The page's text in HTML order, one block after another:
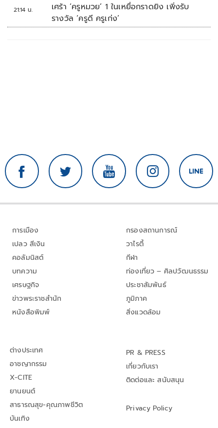
21:14 น.
เศร้า ‘ครูหมวย’ 1 ในเหยื่อกราดยิง เพิ่งรับ
รางวัล ‘ครูดี ครูเก่ง’
การเมือง
เปลว สีเงิน
คอลัมนิสต์
บทความ
เศรษฐกิจ
ข่าวพระราชสำนัก
หนังสือพิมพ์
กรองสถานการณ์
วาไรตี้
กีฬา
ท่องเที่ยว – ศิลปวัฒนธรรม
ประชาสัมพันธ์
ภูมิภาค
สิ่งแวดล้อม
ต่างประเทศ
อาชญากรรม
X-CITE
ยานยนต์
สาธารณสุข-คุณภาพชีวิต
บันเทิง
PR & PRESS
เกี่ยวกับเรา
ติดต่อและ สนับสนุน
Privacy Policy